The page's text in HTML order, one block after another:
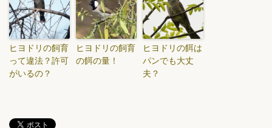
ヒヨドリの飼育
って違法？許可
がいるの？
ヒヨドリの飼育
の餌の量！
ヒヨドリの餌は
パンでも大丈
夫？